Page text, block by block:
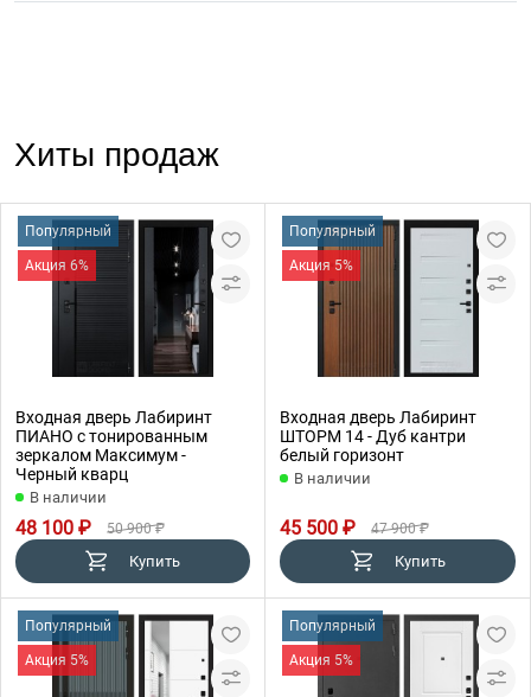
Хиты продаж
Популярный
Акция 6%
Входная дверь Лабиринт
ПИАНО с тонированным
зеркалом Максимум -
Черный кварц
В наличии
48 100 ₽ 50 900 ₽
Купить
Популярный
Акция 5%
Входная дверь Лабиринт
ШТОРМ 14 - Дуб кантри
белый горизонт
В наличии
45 500 ₽ 47 900 ₽
Купить
Популярный
Акция 5%
Популярный
Акция 5%